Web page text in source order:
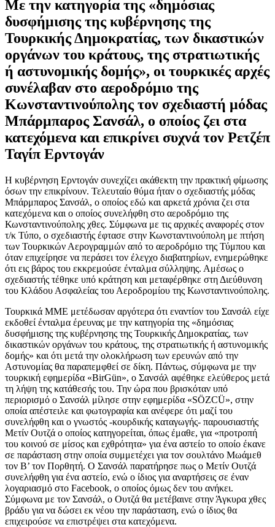
Με την κατηγορία της «δημόσιας
δυσφήμισης της κυβέρνησης της
Τουρκικής Δημοκρατίας, των δικαστικών
οργάνων του κράτους, της στρατιωτικής
ή αστυνομικής δομής», οι τουρκικές αρχές
συνέλαβαν στο αεροδρόμιο της
Κωνσταντινούπολης τον σχεδιαστή μόδας
Μπάρμπαρος Σανσάλ, ο οποίος ζει στα
κατεχόμενα και επικρίνει συχνά τον Ρετζέπ
Ταγίπ Ερντογάν
Η κυβέρνηση Ερντογάν συνεχίζει ακάθεκτη την πρακτική φίμωσης
όσων την επικρίνουν. Τελευταίο θύμα ήταν ο σχεδιαστής μόδας
Μπάρμπαρος Σανσάλ, ο οποίος εδώ και αρκετά χρόνια ζει στα
κατεχόμενα και ο οποίος συνελήφθη στο αεροδρόμιο της
Κωνσταντινούπολης χθες. Σύμφωνα με τις αρχικές αναφορές στον
τ/κ Τύπο, ο σχεδιαστής έφτασε στην Κωνσταντινούπολη με πτήση
των Τουρκικών Αερογραμμών από το αεροδρόμιο της Τύμπου και
όταν επιχείρησε να περάσει τον έλεγχο διαβατηρίων, ενημερώθηκε
ότι εις βάρος του εκκρεμούσε ένταλμα σύλληψης. Αμέσως ο
σχεδιαστής τέθηκε υπό κράτηση και μεταφέρθηκε στη Διεύθυνση
του Κλάδου Ασφαλείας του Αεροδρομίου της Κωνσταντινούπολης.
Τουρκικά ΜΜΕ μετέδωσαν αργότερα ότι εναντίον του Σανσάλ είχε
εκδοθεί ένταλμα έρευνας με την κατηγορία της «δημόσιας
δυσφήμισης της κυβέρνησης της Τουρκικής Δημοκρατίας, των
δικαστικών οργάνων του κράτους, της στρατιωτικής ή αστυνομικής
δομής» και ότι μετά την ολοκλήρωση των ερευνών από την
Αστυνομίας θα παραπεμφθεί σε δίκη. Πάντως, σύμφωνα με την
τουρκική εφημερίδα «BirGün», ο Σανσάλ αφέθηκε ελεύθερος μετά
τη λήψη της κατάθεσής του. Την ώρα που βρισκόταν υπό
περιορισμό ο Σανσάλ μίλησε στην εφημερίδα «SÖZCÜ», στην
οποία απέστειλε και φωτογραφία και ανέφερε ότι μαζί του
συνελήφθη και ο γνωστός -κουρδικής καταγωγής- παρουσιαστής
Μετίν Ουτζά ο οποίος κατηγορείται, όπως έμαθε, για «προτροπή
του κοινού σε μίσος και εχθρότητα» για ένα αστείο το οποίο έκανε
σε παράσταση στην οποία συμμετέχει για τον σουλτάνο Μωάμεθ
τον Β’ τον Πορθητή. Ο Σανσάλ παρατήρησε πως ο Μετίν Ουτζά
συνελήφθη για ένα αστείο, ενώ ο ίδιος για αναρτήσεις σε έναν
λογαριασμό στο Facebook, ο οποίος όμως δεν του ανήκει.
Σύμφωνα με τον Σανσάλ, ο Ουτζά θα μετέβαινε στην Άγκυρα χθες
βράδυ για να δώσει εκ νέου την παράσταση, ενώ ο ίδιος θα
επιχειρούσε να επιστρέψει στα κατεχόμενα.